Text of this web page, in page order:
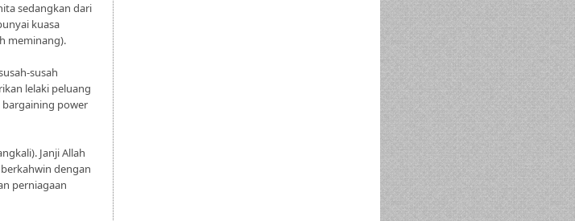
sedangkan dari
kuasa
meminang).
susah
lelaki peluang
power
Janji Allah
dengan
perniagaan